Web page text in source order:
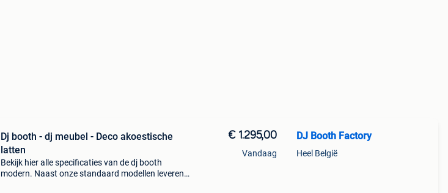
Dj booth - dj meubel - Deco akoestische
latten
Bekijk hier alle specificaties van de dj booth
modern. Naast onze standaard modellen leveren
€ 1.295,00
Vandaag
DJ Booth Factory
Heel België